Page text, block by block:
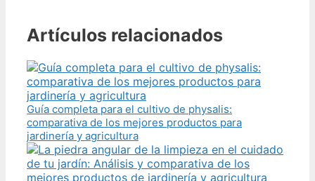
Artículos relacionados
Guía completa para el cultivo de physalis:
comparativa de los mejores productos para
jardinería y agricultura